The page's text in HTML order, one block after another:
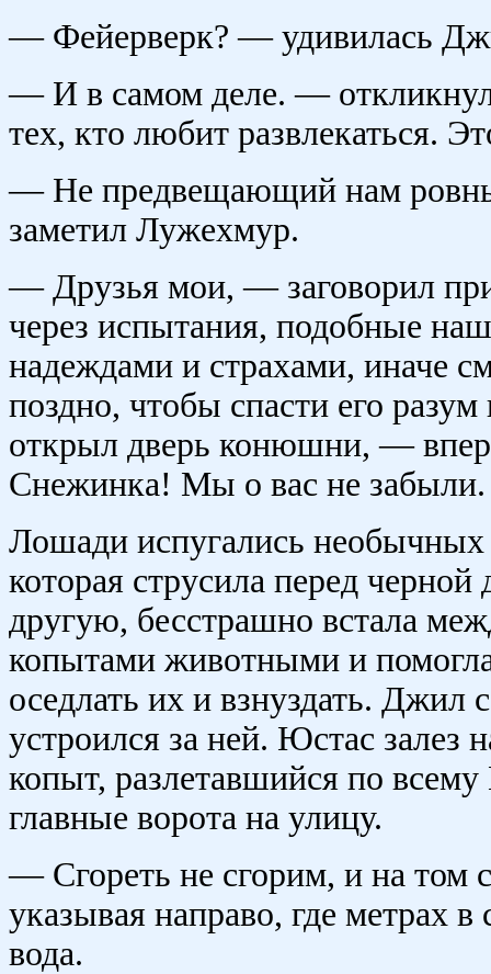
— Фейерверк? — удивилась
— И в самом деле. —
тех, кто любит развлекаться.
— Не предвещающий нам
заметил Лужехмур.
— Друзья мои, — заговорил
через испытания, подобные
надеждами и страхами, иначе
поздно, чтобы спасти его
открыл дверь конюшни, —
Снежинка! Мы о вас не забыли.
Лошади испугались
которая струсила перед
другую, бесстрашно встала
копытами животными и
оседлать их и взнуздать.
устроился за ней. Юстас залез
копыт, разлетавшийся по
главные ворота на улицу.
— Сгореть не сгорим, и на том
указывая направо, где метрах
вода.